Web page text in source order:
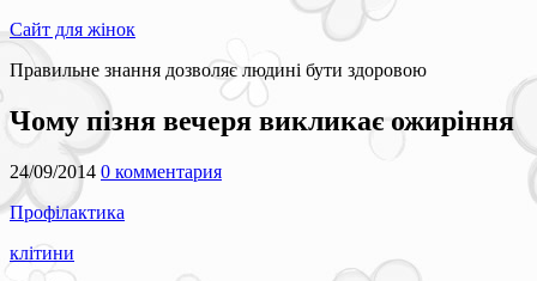
Сайт для жінок
Правильне знання дозволяє людині бути здоровою
Чому пізня вечеря викликає ожиріння
24/09/2014 0 комментария
Профілактика
клітини